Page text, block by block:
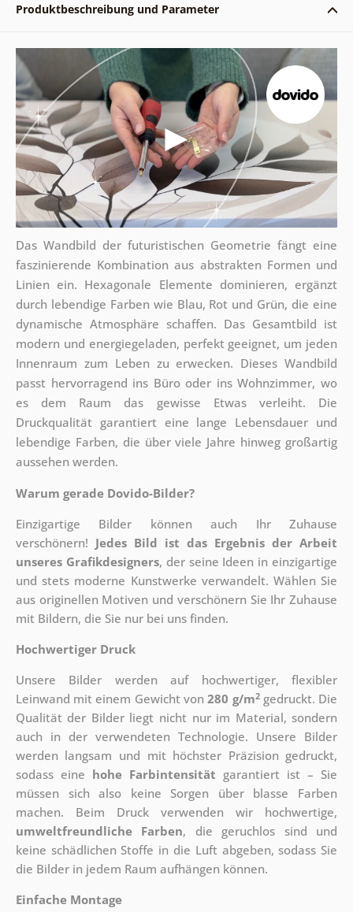
Produktbeschreibung und Parameter
Das Wandbild der futuristischen Geometrie fängt eine
faszinierende Kombination aus abstrakten Formen und
Linien ein. Hexagonale Elemente dominieren, ergänzt
durch lebendige Farben wie Blau, Rot und Grün, die eine
dynamische Atmosphäre schaffen. Das Gesamtbild ist
modern und energiegeladen, perfekt geeignet, um jeden
Innenraum zum Leben zu erwecken. Dieses Wandbild
passt hervorragend ins Büro oder ins Wohnzimmer, wo
es dem Raum das gewisse Etwas verleiht. Die
Druckqualität garantiert eine lange Lebensdauer und
lebendige Farben, die über viele Jahre hinweg großartig
aussehen werden.
Warum gerade Dovido-Bilder?
Einzigartige Bilder können auch Ihr Zuhause
verschönern! Jedes Bild ist das Ergebnis der Arbeit
unseres Grafikdesigners, der seine Ideen in einzigartige
und stets moderne Kunstwerke verwandelt. Wählen Sie
aus originellen Motiven und verschönern Sie Ihr Zuhause
mit Bildern, die Sie nur bei uns finden.
Hochwertiger Druck
Unsere Bilder werden auf hochwertiger, flexibler
Leinwand mit einem Gewicht von280 g/m2gedruckt. Die
Qualität der Bilder liegt nicht nur im Material, sondern
auch in der verwendeten Technologie. Unsere Bilder
werden langsam und mit höchster Präzision gedruckt,
sodass eine hohe Farbintensität garantiert ist – Sie
müssen sich also keine Sorgen über blasse Farben
machen. Beim Druck verwenden wir hochwertige,
umweltfreundliche Farben, die geruchlos sind und
keine schädlichen Stoffe in die Luft abgeben, sodass Sie
die Bilder in jedem Raum aufhängen können.
Einfache Montage